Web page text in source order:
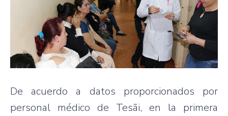
De acuerdo a datos proporcionados por
personal médico de Tesãi, en la primera